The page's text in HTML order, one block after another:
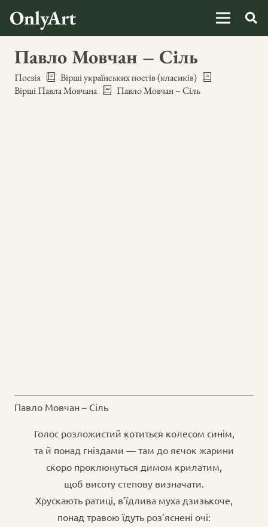
OnlyArt
Павло Мовчан – Сіль
Поезія
Вірші українських поетів (класиків)
Вірші Павла Мовчана
Павло Мовчан – Сіль
Павло Мовчан – Сіль
Голос розложистий котиться колесом синім,
та й понад гніздами — там до яєчок жарини
скоро проклюнуться димом крилатим,
щоб висоту степову визначати.
Хрускають ратиці, в’їдлива муха дзизькоче,
понад травою їдуть роз’яснені очі: